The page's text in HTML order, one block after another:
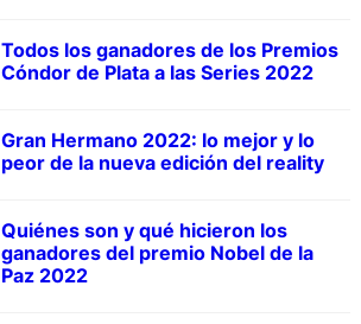
Todos los ganadores de los Premios
Cóndor de Plata a las Series 2022
Gran Hermano 2022: lo mejor y lo
peor de la nueva edición del reality
Quiénes son y qué hicieron los
ganadores del premio Nobel de la
Paz 2022